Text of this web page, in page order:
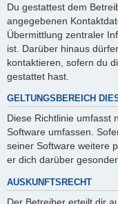
Du gestattest dem
angegebenen
Übermittlung zentraler
ist. Darüber hinaus
kontaktieren, sofern du
gestattet hast.
GELTUNGSBEREICH
Diese Richtlinie umfasst
Software umfassen.
seiner Software weitere
er dich darüber
AUSKUNFTSRECHT